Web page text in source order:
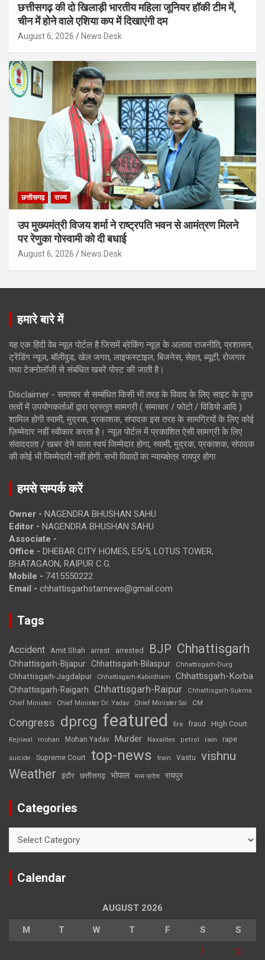
छत्तीसगढ़ की दो खिलाड़ी भारतीय महिला जूनियर हॉकी टीम में,
चीन में होने वाले एशिया कप में दिखाएंगी दम
August 6, 2026 News Desk
छत्तीसगढ़ राज्य
उप मुख्यमंत्री विजय शर्मा ने राष्ट्रपति भवन से आमंत्रण मिलने
पर रेणुका गोस्वामी को दी बधाई
August 6, 2026 News Desk
हमारे बारे में
यह एक हिंदी वेब न्यूज़ पोर्टल है जिसमें ब्रेकिंग न्यूज़ के अलावा राजनीति, प्रशासन,
ट्रेंडिंग न्यूज, बॉलीवुड, खेल जगत, लाइफस्टाइल, बिजनेस, सेहत, ब्यूटी, रोजगार
तथा टेक्नोलॉजी से संबंधित खबरें पोस्ट की जाती है।
Disclaimer - समाचार से सम्बंधित किसी भी तरह के विवाद के लिए साइट के कुछ
तत्वों में उपयोगकर्ताओं द्वारा प्रस्तुत सामग्री ( समाचार / फोटो / विडियो आदि )
शामिल होगी स्वामी, मुद्रक, प्रकाशक, संपादक इस तरह के सामग्रियों के लिए कोई
ज़िम्मेदार नहीं स्वीकार करता है। न्यूज़ पोर्टल में प्रकाशित ऐसी सामग्री के लिए
संवाददाता / खबर देने वाला स्वयं जिम्मेदार होगा, स्वामी, मुद्रक, प्रकाशक, संपादक
की कोई भी जिम्मेदारी नहीं होगी. सभी विवादों का न्यायक्षेत्र रायपुर होगा
हमसे सम्पर्क करें
Owner - NAGENDRA BHUSHAN SAHU
Editor - NAGENDRA BHUSHAN SAHU
Associate -
Office - DHEBAR CITY HOMES, E5/5, LOTUS TOWER,
BHATAGAON, RAIPUR C.G.
Mobile - 7415550222
Email - chhattisgarhstarnews@gmail.com
Tags
Accident Amit Shah arrest arrested BJP Chhattisgarh
Chhattisgarh-Bijapur Chhattisgarh-Bilaspur Chhattisgarh-Durg
Chhattisgarh-Jagdalpur Chhattisgarh-Kabirdham Chhattisgarh-Korba
Chhattisgarh-Raigarh Chhattisgarh-Raipur
Chhattisgarh-Sukma
Chief Minister
Chief Minister Dr. Yadav Chief Minister Sai CM
Congress dprcg featured fire fraud High Court
Kejriwal mohan Mohan Yadav Murder Naxalites petrol rain rape
suicide Supreme Court top-news train Vastu vishnu
Weather इंदौर छत्तीसगढ़ भोपाल मध्य प्रदेश रायपुर
Categories
Calendar
AUGUST 2026
M T W T F S S
1 2